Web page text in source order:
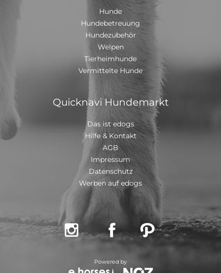
Hunde
Hundebetreuung
Hundezubehör
Welpen
Tierheimhunde
Vermittelte Hunde
Quicknavi Hundemarkt
Das ist edogs
Hilfe & Kontakt
AGB
Impressum
Datenschutz
Werben auf edogs
  
Powered by